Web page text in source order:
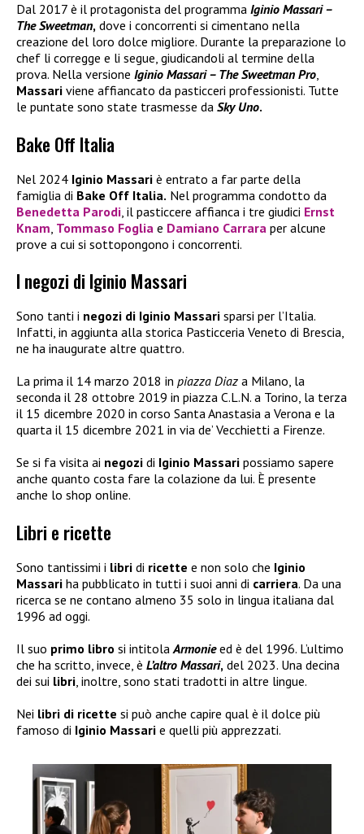
Dal 2017 è il protagonista del programma Iginio Massari –
The Sweetman, dove i concorrenti si cimentano nella
creazione del loro dolce migliore. Durante la preparazione lo
chef li corregge e li segue, giudicandoli al termine della
prova. Nella versione Iginio Massari – The Sweetman Pro,
Massari viene affiancato da pasticceri professionisti. Tutte
le puntate sono state trasmesse da Sky Uno.
Bake Off Italia
Nel 2024 Iginio Massari è entrato a far parte della
famiglia di Bake Off Italia. Nel programma condotto da
Benedetta Parodi , il pasticcere affianca i tre giudici Ernst
Knam Tommaso Foglia e Damiano Carrara per alcune
prove a cui si sottopongono i concorrenti.
I negozi di Iginio Massari
Sono tanti i negozi di Iginio Massari sparsi per l’Italia.
Infatti, in aggiunta alla storica Pasticceria Veneto di Brescia,
ne ha inaugurate altre quattro.
La prima il 14 marzo 2018 in piazza Diaz a Milano, la
seconda il 28 ottobre 2019 in piazza C.L.N. a Torino, la terza
il 15 dicembre 2020 in corso Santa Anastasia a Verona e la
quarta il 15 dicembre 2021 in via de’ Vecchietti a Firenze.
Se si fa visita ai negozi di Iginio Massari possiamo sapere
anche quanto costa fare la colazione da lui. È presente
anche lo shop online.
Libri e ricette
Sono tantissimi i libri di ricette e non solo che Iginio
Massari ha pubblicato in tutti i suoi anni di carriera. Da una
ricerca se ne contano almeno 35 solo in lingua italiana dal
1996 ad oggi.
Il suo primo libro si intitola Armonie ed è del 1996. L’ultimo
che ha scritto, invece, è L’altro Massari, del 2023. Una decina
dei sui libri , inoltre, sono stati tradotti in altre lingue.
Nei libri di ricette si può anche capire qual è il dolce più
famoso di Iginio Massari e quelli più apprezzati.